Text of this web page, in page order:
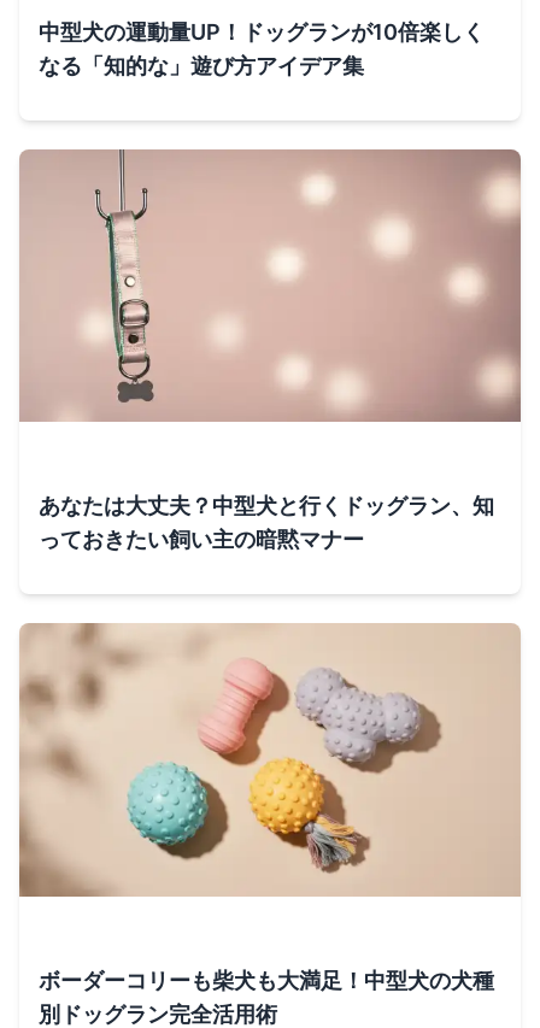
中型犬の運動量UP！ドッグランが10倍楽しく
なる「知的な」遊び方アイデア集
あなたは大丈夫？中型犬と行くドッグラン、知
っておきたい飼い主の暗黙マナー
ボーダーコリーも柴犬も大満足！中型犬の犬種
別ドッグラン完全活用術